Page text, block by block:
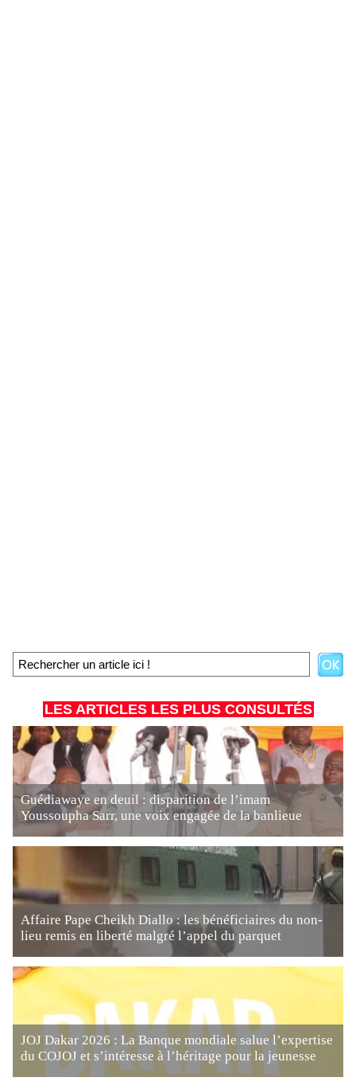
LES ARTICLES LES PLUS CONSULTÉS
Guédiawaye en deuil : disparition de l’imam
Youssoupha Sarr, une voix engagée de la banlieue
Affaire Pape Cheikh Diallo : les bénéficiaires du non-
lieu remis en liberté malgré l’appel du parquet
JOJ Dakar 2026 : La Banque mondiale salue l’expertise
du COJOJ et s’intéresse à l’héritage pour la jeunesse